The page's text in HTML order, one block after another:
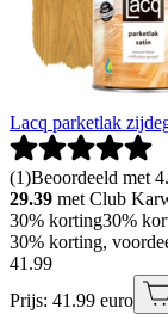
Lacq parketlak
(1)Beoordeeld met
29.39 met Club
30% korting30%
30% korting,
41 .99
Prijs: 41.99 euro